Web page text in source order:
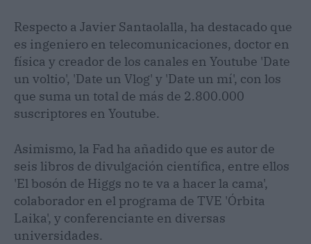
Respecto a Javier Santaolalla, ha destacado que
es ingeniero en telecomunicaciones, doctor en
física y creador de los canales en Youtube 'Date
un voltio', 'Date un Vlog' y 'Date un mí', con los
que suma un total de más de 2.800.000
suscriptores en Youtube.
Asimismo, la Fad ha añadido que es autor de
seis libros de divulgación científica, entre ellos
'El bosón de Higgs no te va a hacer la cama',
colaborador en el programa de TVE 'Órbita
Laika', y conferenciante en diversas
universidades.